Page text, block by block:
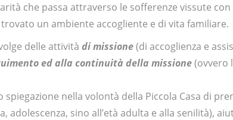
che passa attraverso le sofferenze vissute
un ambiente accogliente e di vita familiare.
delle attività di missione(di accoglienza e
ed alla continuità della missione(ovvero
nella volontà della Piccola Casa di
adolescenza, sino all’età adulta e alla senilità),